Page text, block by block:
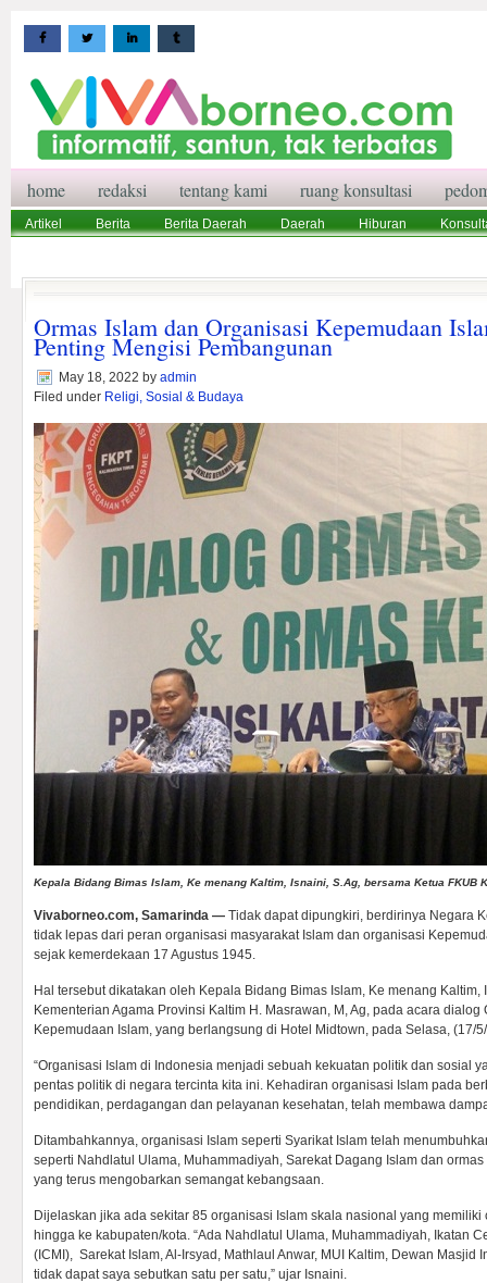
home redaksi tentang kami ruang konsultasi
Artikel Berita Berita Daerah Daerah Hiburan
Ormas Islam dan Organisasi Kepemudaan
Penting Mengisi Pembangunan
May 18, 2022 by admin
Filed under Religi, Sosial & Budaya
Kepala Bidang Bimas Islam, Ke menang Kaltim, Isnaini, S.Ag, bersama Ketua FKUB
Vivaborneo.com, Samarinda — Tidak dapat dipungkiri, berdirinya Negara
tidak lepas dari peran organisasi masyarakat Islam dan organisasi
sejak kemerdekaan 17 Agustus 1945.
Hal tersebut dikatakan oleh Kepala Bidang Bimas Islam, Ke menang
Kementerian Agama Provinsi Kaltim H. Masrawan, M, Ag, pada acara dialog
Kepemudaan Islam, yang berlangsung di Hotel Midtown, pada Selasa, (17/
“Organisasi Islam di Indonesia menjadi sebuah kekuatan politik dan sosial
pentas politik di negara tercinta kita ini. Kehadiran organisasi Islam pada
pendidikan, perdagangan dan pelayanan kesehatan, telah membawa
Ditambahkannya, organisasi Islam seperti Syarikat Islam telah
seperti Nahdlatul Ulama, Muhammadiyah, Sarekat Dagang Islam dan
yang terus mengobarkan semangat kebangsaan.
Dijelaskan jika ada sekitar 85 organisasi Islam skala nasional yang
hingga ke kabupaten/kota. “Ada Nahdlatul Ulama, Muhammadiyah, Ikatan
(ICMI), Sarekat Islam, Al-Irsyad, Mathlaul Anwar, MUI Kaltim, Dewan Masjid
tidak dapat saya sebutkan satu per satu,” ujar Isnaini.